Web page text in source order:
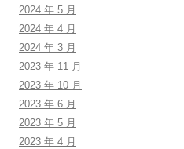
2024 年 5 月
2024 年 4 月
2024 年 3 月
2023 年 11 月
2023 年 10 月
2023 年 6 月
2023 年 5 月
2023 年 4 月